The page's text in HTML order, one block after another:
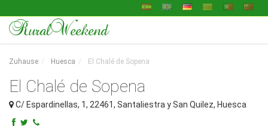
RuralWeekend
Zuhause Huesca El Chalé de Sopena
El Chalé de Sopena
C/ Espardinellas, 1, 22461, Santaliestra y San Quilez, Huesca